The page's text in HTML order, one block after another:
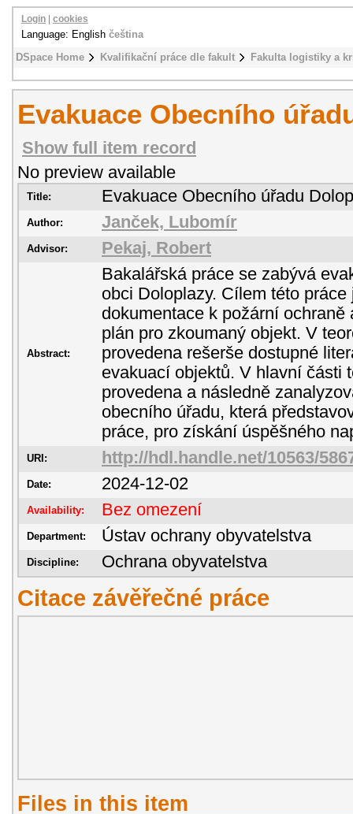
DSpace Home Kvalifikační práce dle fakult Fakulta logistiky a
Login cookies
Language: English čeština
Evakuace Obecního
Show full item record
No preview available
Title: Evakuace Obecního úřadu
Author: Janček, Lubomír
Advisor: Pekaj, Robert
Abstract:
Bakalářská práce se zabývá
obci Doloplazy. Cílem této
dokumentace k požární
plán pro zkoumaný objekt. V
provedena rešerše dostupné
evakuací objektů. V hlavní části
provedena a následně
obecního úřadu, která
práce, pro získání úspěšného
URI: http://hdl.handle.net/10563/
Date: 2024-12-02
Availability: Bez omezení
Department: Ústav ochrany obyvatelstva
Discipline: Ochrana obyvatelstva
Citace závěřečné práce
Files in this item